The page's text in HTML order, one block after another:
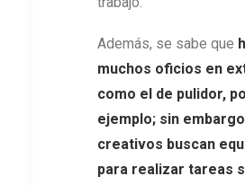
Además, se sabe que
muchos oficios en
como el de pulidor,
ejemplo; sin
creativos buscan
para realizar tareas